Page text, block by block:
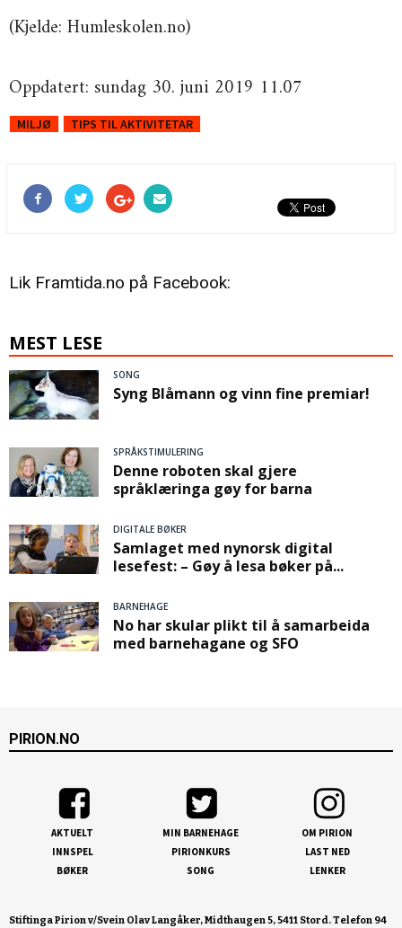
(Kjelde: Humleskolen.no)
Oppdatert: sundag 30. juni 2019 11.07
MILJØ TIPS TIL AKTIVITETAR
Lik Framtida.no på Facebook:
MEST LESE
SONG
Syng Blåmann og vinn fine premiar!
SPRÅKSTIMULERING
Denne roboten skal gjere
språklæringa gøy for barna
DIGITALE BØKER
Samlaget med nynorsk digital
lesefest: – Gøy å lesa bøker på...
BARNEHAGE
No har skular plikt til å samarbeida
med barnehagane og SFO
PIRION.NO
AKTUELT
INNSPEL
BØKER
MIN BARNEHAGE
PIRIONKURS
SONG
OM PIRION
LAST NED
LENKER
Stiftinga Pirion v/Svein Olav Langåker, Midthaugen 5, 5411 Stord. Telefon 94